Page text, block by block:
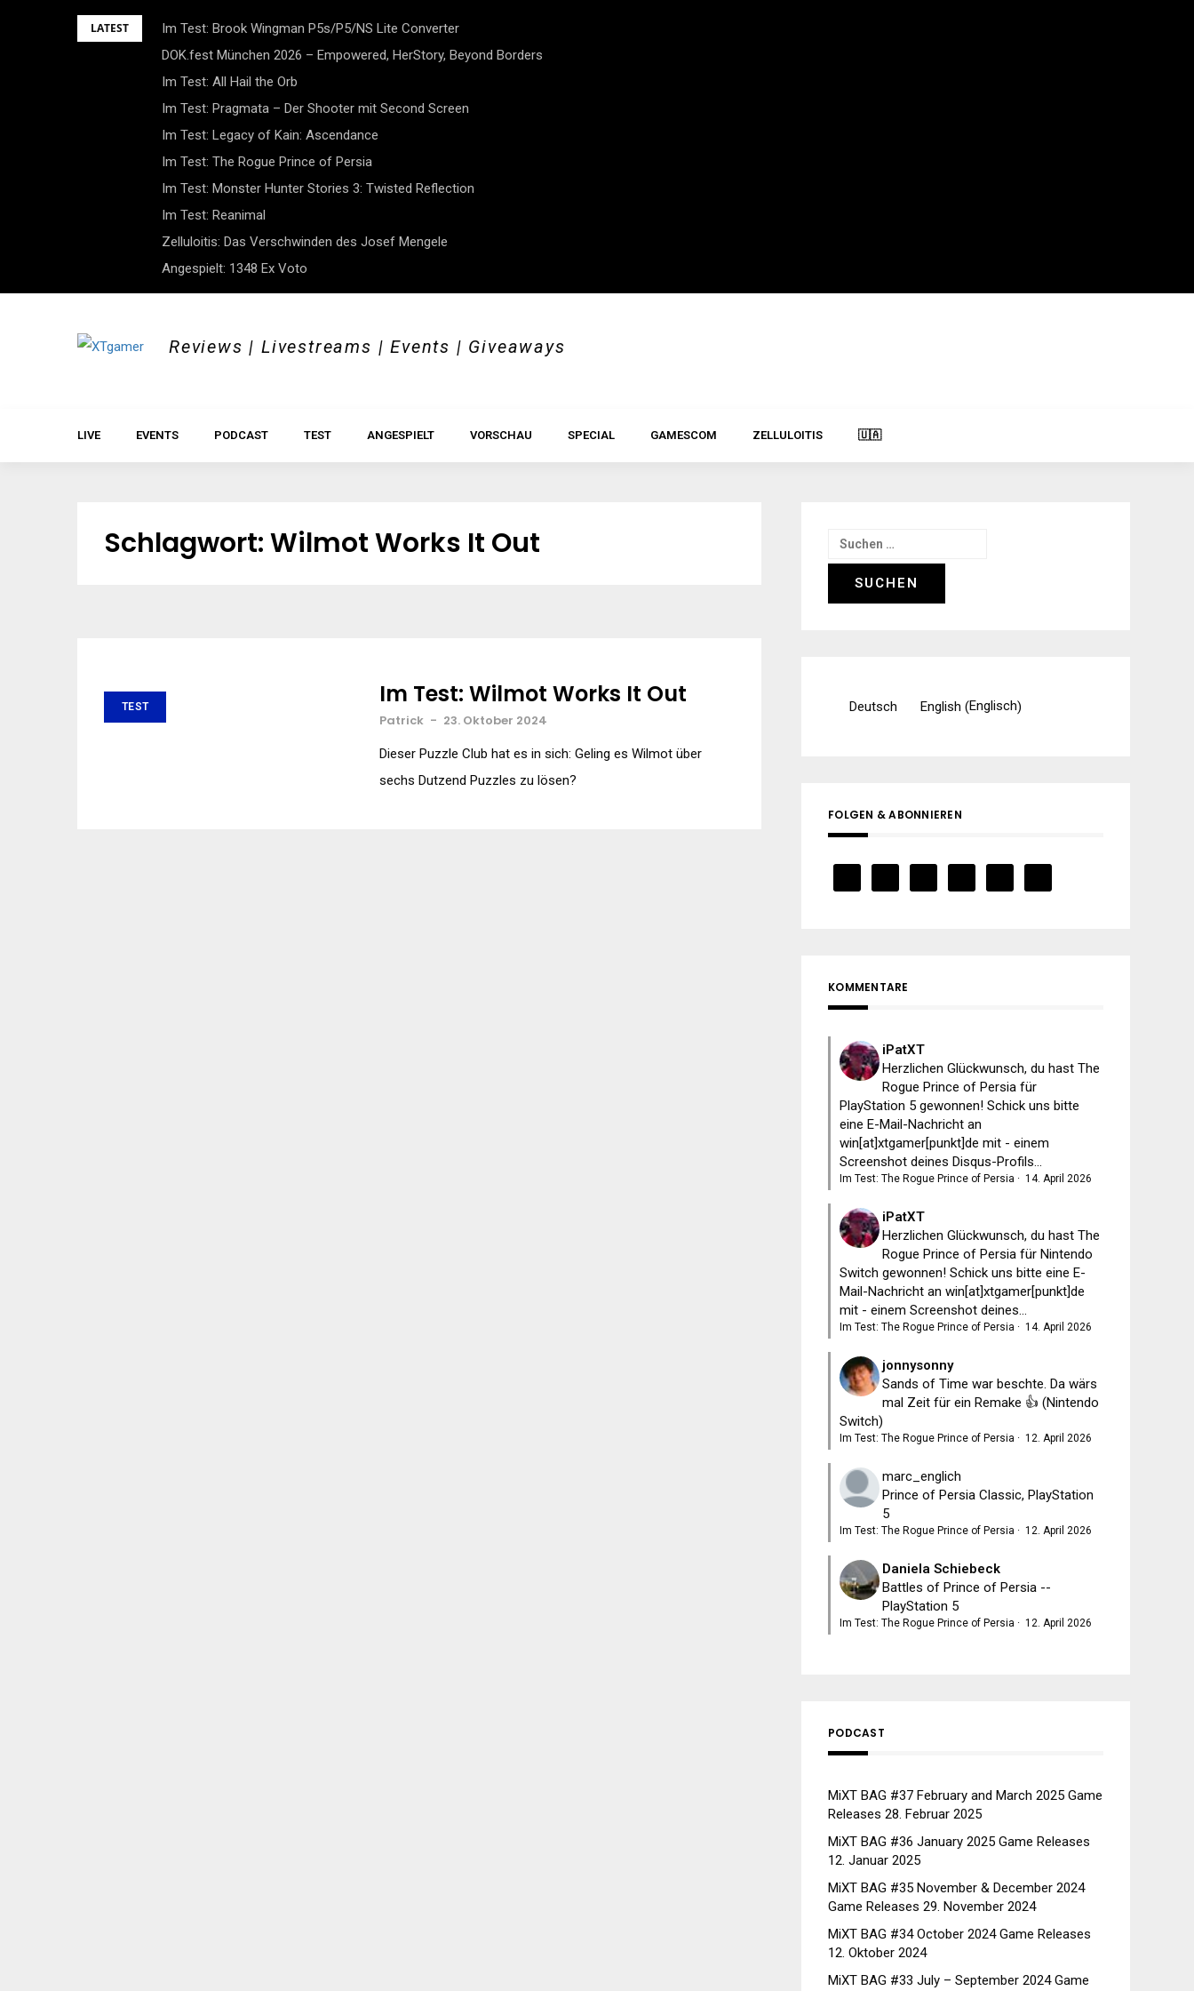
LATEST
Im Test: Brook Wingman P5s/P5/NS Lite Converter
DOK.fest München 2026 – Empowered, HerStory, Beyond Borders
Im Test: All Hail the Orb
Im Test: Pragmata – Der Shooter mit Second Screen
Im Test: Legacy of Kain: Ascendance
Im Test: The Rogue Prince of Persia
Im Test: Monster Hunter Stories 3: Twisted Reflection
Im Test: Reanimal
Zelluloitis: Das Verschwinden des Josef Mengele
Angespielt: 1348 Ex Voto
Reviews | Livestreams | Events | Giveaways
LIVE EVENTS PODCAST TEST ANGESPIELT VORSCHAU SPECIAL GAMESCOM ZELLULOITIS 🇺🇦
Schlagwort:Wilmot Works It Out
TEST Im Test: Wilmot Works It Out
Patrick - 23. Oktober 2024
Dieser Puzzle Club hat es in sich: Geling es Wilmot über
sechs Dutzend Puzzles zu lösen?
Suchen
nach:
Deutsch English (Englisch)
FOLGEN & ABONNIEREN
KOMMENTARE
iPatXT
Herzlichen Glückwunsch, du hast The
Rogue Prince of Persia für
PlayStation 5 gewonnen! Schick uns bitte
eine E-Mail-Nachricht an
win[at]xtgamer[punkt]de mit - einem
Screenshot deines Disqus-Profils...
Im Test: The Rogue Prince of Persia · 14. April 2026
iPatXT
Herzlichen Glückwunsch, du hast The
Rogue Prince of Persia für Nintendo
Switch gewonnen! Schick uns bitte eine E-
Mail-Nachricht an win[at]xtgamer[punkt]de
mit - einem Screenshot deines...
Im Test: The Rogue Prince of Persia · 14. April 2026
jonnysonny
Sands of Time war beschte. Da wärs
mal Zeit für ein Remake 👍 (Nintendo
Switch)
Im Test: The Rogue Prince of Persia · 12. April 2026
marc_englich
Prince of Persia Classic, PlayStation
5
Im Test: The Rogue Prince of Persia · 12. April 2026
Daniela Schiebeck
Battles of Prince of Persia --
PlayStation 5
Im Test: The Rogue Prince of Persia · 12. April 2026
PODCAST
MiXT BAG #37 February and March 2025 Game
Releases 28. Februar 2025
MiXT BAG #36 January 2025 Game Releases
12. Januar 2025
MiXT BAG #35 November & December 2024
Game Releases 29. November 2024
MiXT BAG #34 October 2024 Game Releases
12. Oktober 2024
MiXT BAG #33 July – September 2024 Game